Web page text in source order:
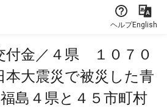
ヘルプEnglish
付金／４県 １０７０
本大震災で被災した青
福島４県と４５市町村